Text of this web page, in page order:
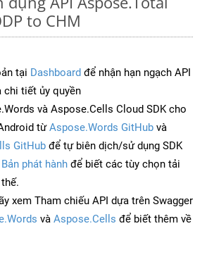
to CHM
tại Dashboard để nhận hạn ngạch API
chi tiết ủy quyền
và Aspose.Cells Cloud SDK cho
từAspose.Words GitHub và
GitHub để tự biên dịch/sử dụng SDK
Bản phát hành để biết các tùy chọn tải
xem Tham chiếu API dựa trên Swagger
và Aspose.Cells để biết thêm về